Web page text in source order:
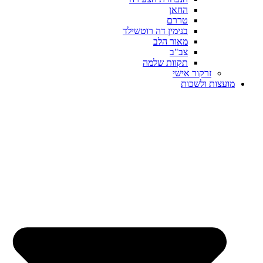
החאן
טררם
בנימין דה רוטשילד
מאור הלב
צב"ב
תקוות שלמה
זרקור אישי
מועצות ולשכות